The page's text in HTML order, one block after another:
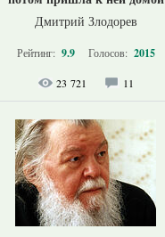
Дмитрий Злодорев
Рейтинг: 9.9 Голосов: 2015
23 721 11